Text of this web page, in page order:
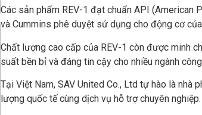
Các sản phẩm REV-1 đạt chuẩn API
và Cummins phê duyệt sử dụng cho động cơ
Chất lượng cao cấp của REV-1 còn được minh
suất bền bỉ và đáng tin cậy cho nhiều ngành
Tại Việt Nam, SAV United Co., Ltd tự hào là nhà
lượng quốc tế cùng dịch vụ hỗ trợ chuyên nghiệp.